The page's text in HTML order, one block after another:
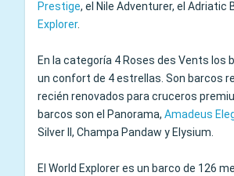
Prestige, el Nile Adventurer, el Adriatic
Explorer.
En la categoría 4 Roses des Vents los
un confort de 4 estrellas. Son barcos
recién renovados para cruceros
barcos son el Panorama, Amadeus
Silver II, Champa Pandaw y Elysium.
El World Explorer es un barco de 126